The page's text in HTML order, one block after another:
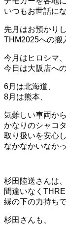
いつもお世話に
先月はお預かり
THM2025への搬
今月はヒロシマ、
今日は大阪店への
6月は北海道、
8月は熊本、
気難しい車両から
かなりのシャコタ
取り扱いを安心
なかなかいなか
杉田陸送さんは、
間違いなく
縁の下の力持ちで
杉田さんも、